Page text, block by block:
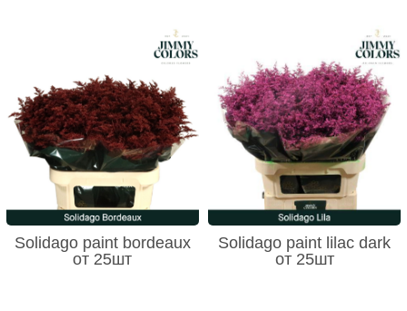
Solidago paint bordeaux
от 25шт
Solidago paint lilac dark
от 25шт